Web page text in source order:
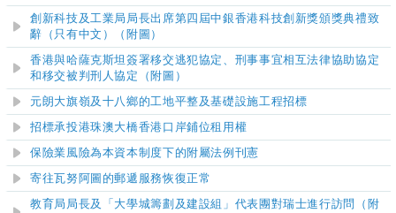
創新科技及工業局局長出席第四屆中銀香港科技創新獎頒獎典禮致
辭（只有中文）（附圖）
香港與哈薩克斯坦簽署移交逃犯協定、刑事事宜相互法律協助協定
和移交被判刑人協定（附圖）
元朗大旗嶺及十八鄉的工地平整及基礎設施工程招標
招標承投港珠澳大橋香港口岸鋪位租用權
保險業風險為本資本制度下的附屬法例刊憲
寄往瓦努阿圖的郵遞服務恢復正常
教育局局長及「大學城籌劃及建設組」代表團對瑞士進行訪問（附